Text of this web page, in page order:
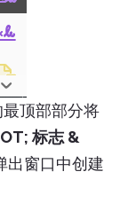
顶部部分将
标志 &
出窗口中创建